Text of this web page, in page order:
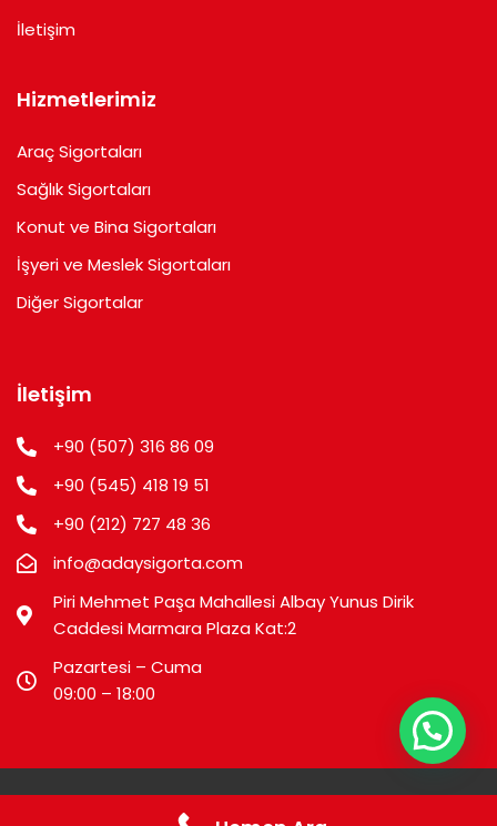
İletişim
Hizmetlerimiz
Araç Sigortaları
Sağlık Sigortaları
Konut ve Bina Sigortaları
İşyeri ve Meslek Sigortaları
Diğer Sigortalar
İletişim
+90 (507) 316 86 09
+90 (545) 418 19 51
+90 (212) 727 48 36
info@adaysigorta.com
Piri Mehmet Paşa Mahallesi Albay Yunus Dirik
Caddesi Marmara Plaza Kat:2
Pazartesi – Cuma
09:00 – 18:00
©2025 Aday Sigorta Tüm Hakları Saklıdır.